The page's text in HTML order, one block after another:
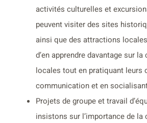
activités culturelles et
peuvent visiter des sites
ainsi que des attractions
d’en apprendre davantage sur
locales tout en pratiquant leurs
communication et en
Projets de groupe et travail
insistons sur l’importance de